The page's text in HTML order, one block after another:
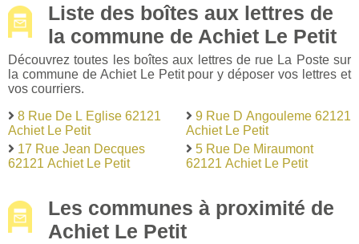
Liste des boîtes aux lettres de
la commune de Achiet Le Petit
Découvrez toutes les boîtes aux lettres de rue La Poste sur
la commune de Achiet Le Petit pour y déposer vos lettres et
vos courriers.
8 Rue De L Eglise 62121
Achiet Le Petit
17 Rue Jean Decques
62121 Achiet Le Petit
9 Rue D Angouleme 62121
Achiet Le Petit
5 Rue De Miraumont
62121 Achiet Le Petit
Les communes à proximité de
Achiet Le Petit